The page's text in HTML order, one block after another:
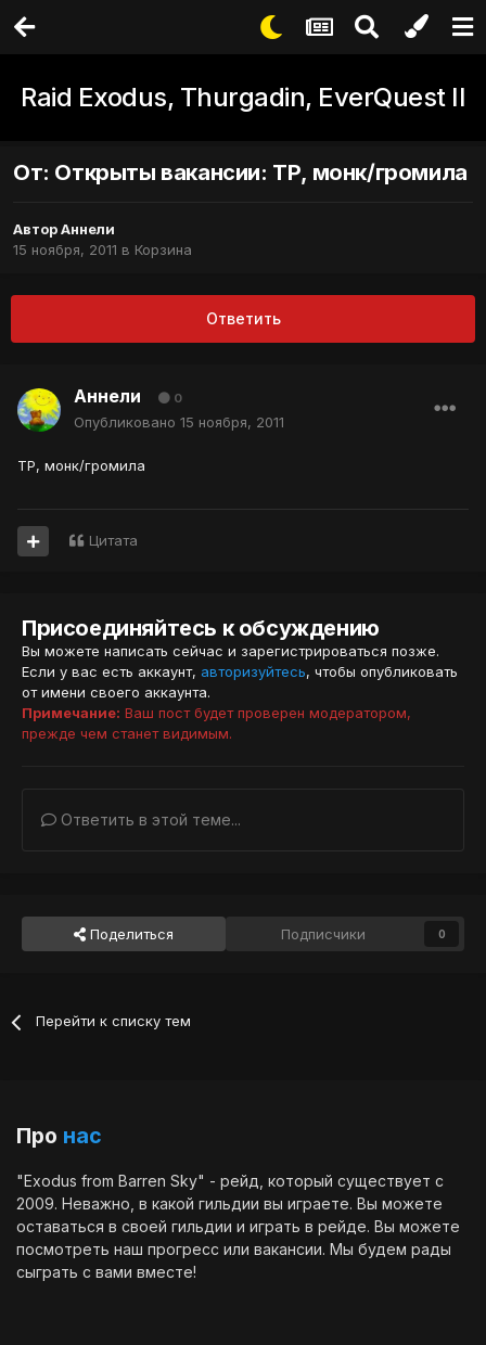
Raid Exodus, Thurgadin, EverQuest II
От: Открыты вакансии: ТР, монк/громила
АвторАннели
15 ноября, 2011 в Корзина
Ответить
Аннели 0
Опубликовано 15 ноября, 2011
ТР, монк/громила
Цитата
Присоединяйтесь к обсуждению
Вы можете написать сейчас и зарегистрироваться позже.
Если у вас есть аккаунт, авторизуйтесь, чтобы опубликовать
от имени своего аккаунта.
Примечание: Ваш пост будет проверен модератором,
прежде чем станет видимым.
Ответить в этой теме...
Поделиться Подписчики 0
Перейти к списку тем
Про нас
"Exodus from Barren Sky" - рейд, который существует с
2009. Неважно, в какой гильдии вы играете. Вы можете
оставаться в своей гильдии и играть в рейде. Вы можете
посмотреть наш прогресс или вакансии. Мы будем рады
сыграть с вами вместе!